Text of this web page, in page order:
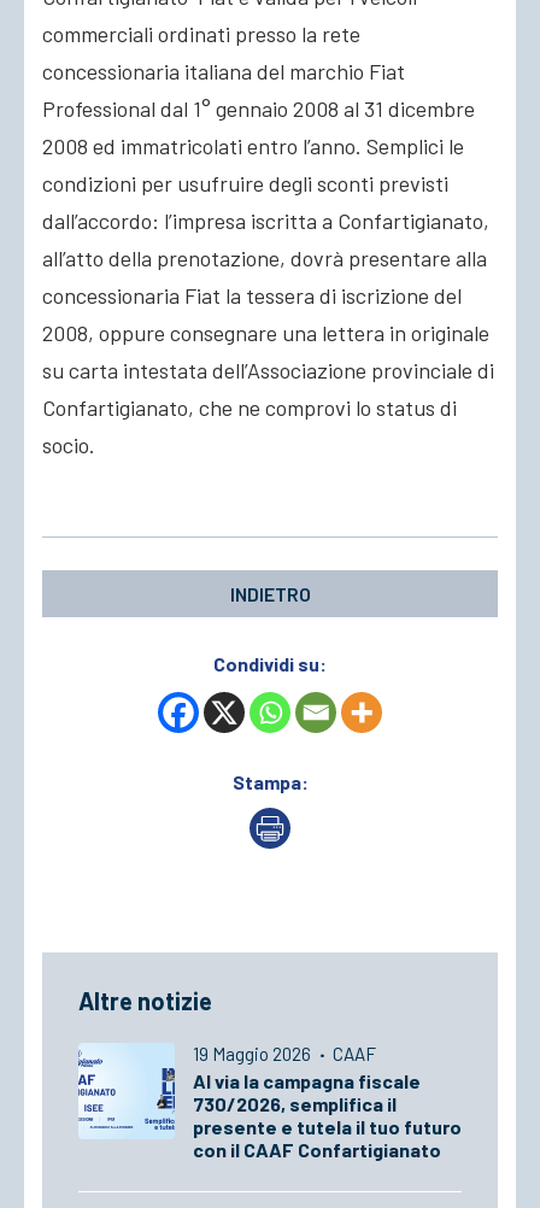
commerciali ordinati presso la rete
concessionaria italiana del marchio Fiat
Professional dal 1° gennaio 2008 al 31 dicembre
2008 ed immatricolati entro l’anno. Semplici le
condizioni per usufruire degli sconti previsti
dall’accordo: l’impresa iscritta a Confartigianato,
all’atto della prenotazione, dovrà presentare alla
concessionaria Fiat la tessera di iscrizione del
2008, oppure consegnare una lettera in originale
su carta intestata dell’Associazione provinciale di
Confartigianato, che ne comprovi lo status di
socio.
INDIETRO
Condividi su:
Stampa:
Altre notizie
19 Maggio 2026 · CAAF
Al via la campagna fiscale
730/2026, semplifica il
presente e tutela il tuo futuro
con il CAAF Confartigianato